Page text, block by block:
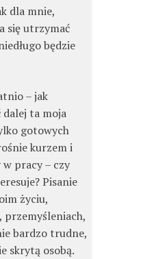
dla mnie,
się utrzymać
będzie
– jak
dalej ta moja
gotowych
kurzem i
pracy – czy
Pisanie
życiu,
przemyśleniach,
bardzo trudne,
skrytą osobą.